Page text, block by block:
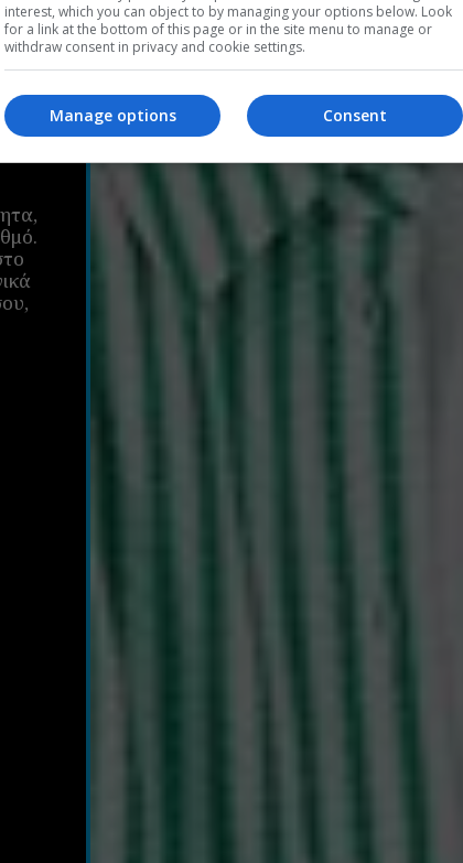
interest, which you can object to by managing your options below. Look
for a link at the bottom of this page or in the site menu to manage or
withdraw consent in privacy and cookie settings.
Consent
Manage options